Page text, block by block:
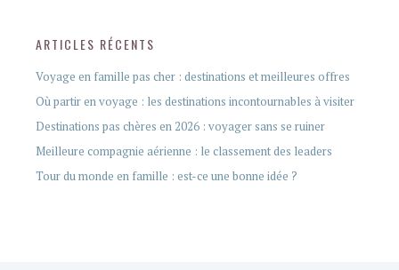
ARTICLES RÉCENTS
Voyage en famille pas cher : destinations et meilleures offres
Où partir en voyage : les destinations incontournables à visiter
Destinations pas chères en 2026 : voyager sans se ruiner
Meilleure compagnie aérienne : le classement des leaders
Tour du monde en famille : est-ce une bonne idée ?